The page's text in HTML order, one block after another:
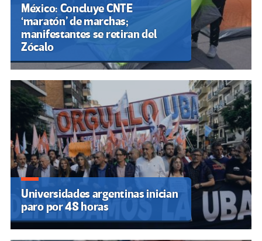
México: Concluye CNTE
‘maratón’ de marchas;
manifestantes se retiran del
Zócalo
Universidades argentinas inician
paro por 48 horas